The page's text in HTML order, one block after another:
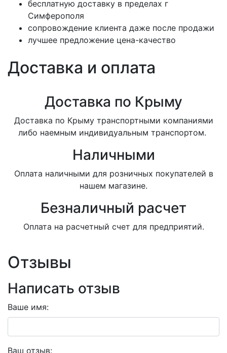
бесплатную доставку в пределах г
Симферополя
сопровождение клиента даже после продажи
лучшее предложение цена-качество
Доставка и оплата
Доставка по Крыму
Доставка по Крыму транспортными компаниями
либо наемным индивидуальным транспортом.
Наличными
Оплата наличными для розничных покупателей в
нашем магазине.
Безналичный расчет
Оплата на расчетный счет для предприятий.
Отзывы
Написать отзыв
Ваше имя:
Ваш отзыв: